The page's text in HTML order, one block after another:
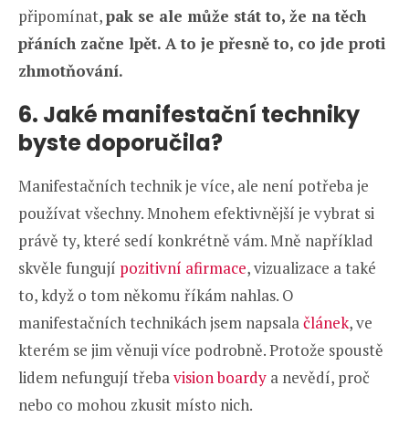
připomínat,pak se ale může stát to, že na těch
přáních začne lpět. A to je přesně to, co jde proti
zhmotňování.
6. Jaké manifestační techniky
byste doporučila?
Manifestačních technik je více, ale není potřeba je
používat všechny. Mnohem efektivnější je vybrat si
právě ty, které sedí konkrétně vám. Mně například
skvěle fungují pozitivní afirmace, vizualizace a také
to, když o tom někomu říkám nahlas. O
manifestačních technikách jsem napsalačlánek, ve
kterém se jim věnuji více podrobně. Protože spoustě
lidem nefungují třebavision boardy a nevědí, proč
nebo co mohou zkusit místo nich.